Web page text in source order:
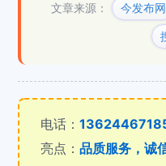
文章来源：
今发布网
电话：
亮点：品质服务，诚